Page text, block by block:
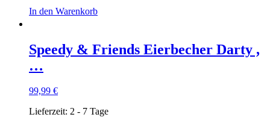
In den Warenkorb
Speedy & Friends Eierbecher Darty ,
…
99,99 €
Lieferzeit: 2 - 7 Tage